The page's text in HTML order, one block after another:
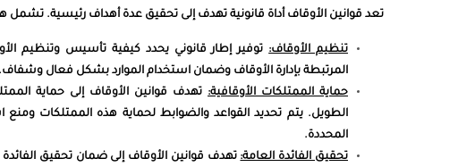
تعد قوانين الأوقاف أداة قانونية تهدف إلى تحقيق عدة أهداف رئيسية. تشمل
تنظيم الأوقاف:توفير إطار قانوني يحدد كيفية تأسيس وتنظيم
المرتبطة بإدارة الأوقاف وضمان استخدام الموارد بشكل فعال وشفاف.
حماية الممتلكات الأوقافية: تهدف قوانين الأوقاف إلى حماية
الطويل. يتم تحديد القواعد والضوابط لحماية هذه الممتلكات ومنع
المحددة.
تحقيق الفائدة العامة:تهدف قوانين الأوقاف إلى ضمان تحقيق